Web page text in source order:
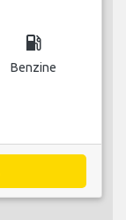
local_gas_station
Benzine